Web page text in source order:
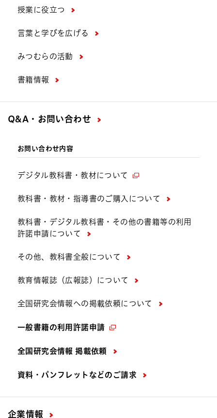
授業に役立つ
言葉と学びを広げる
みつむらの活動
書籍情報
Q&A・お問い合わせ
お問い合わせ内容
デジタル教科書・教材について
教科書・教材・指導書のご購入について
教科書・デジタル教科書・その他の書籍等の利用
許諾申請について
その他、教科書全般について
教育情報誌（広報誌）について
全国研究会情報への掲載依頼について
一般書籍の利用許諾申請
全国研究会情報 掲載依頼
資料・パンフレットなどの ご請求
企業情報